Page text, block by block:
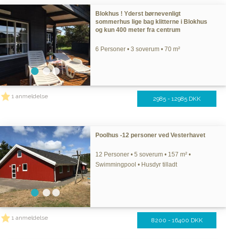
Blokhus ! Yderst børnevenligt
sommerhus lige bag klitterne i Blokhus
og kun 400 meter fra centrum
6 Personer • 3 soverum • 70 m²
1 anmeldelse 2985 - 12985 DKK
Poolhus -12 personer ved Vesterhavet
12 Personer • 5 soverum • 157 m² •
Swimmingpool • Husdyr tilladt
1 anmeldelse 8200 - 16400 DKK